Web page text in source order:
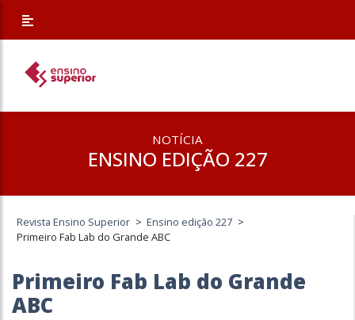
NOTÍCIA
ENSINO EDIÇÃO 227
Revista Ensino Superior > Ensino edição 227 >
Primeiro Fab Lab do Grande ABC
Primeiro Fab Lab do Grande
ABC